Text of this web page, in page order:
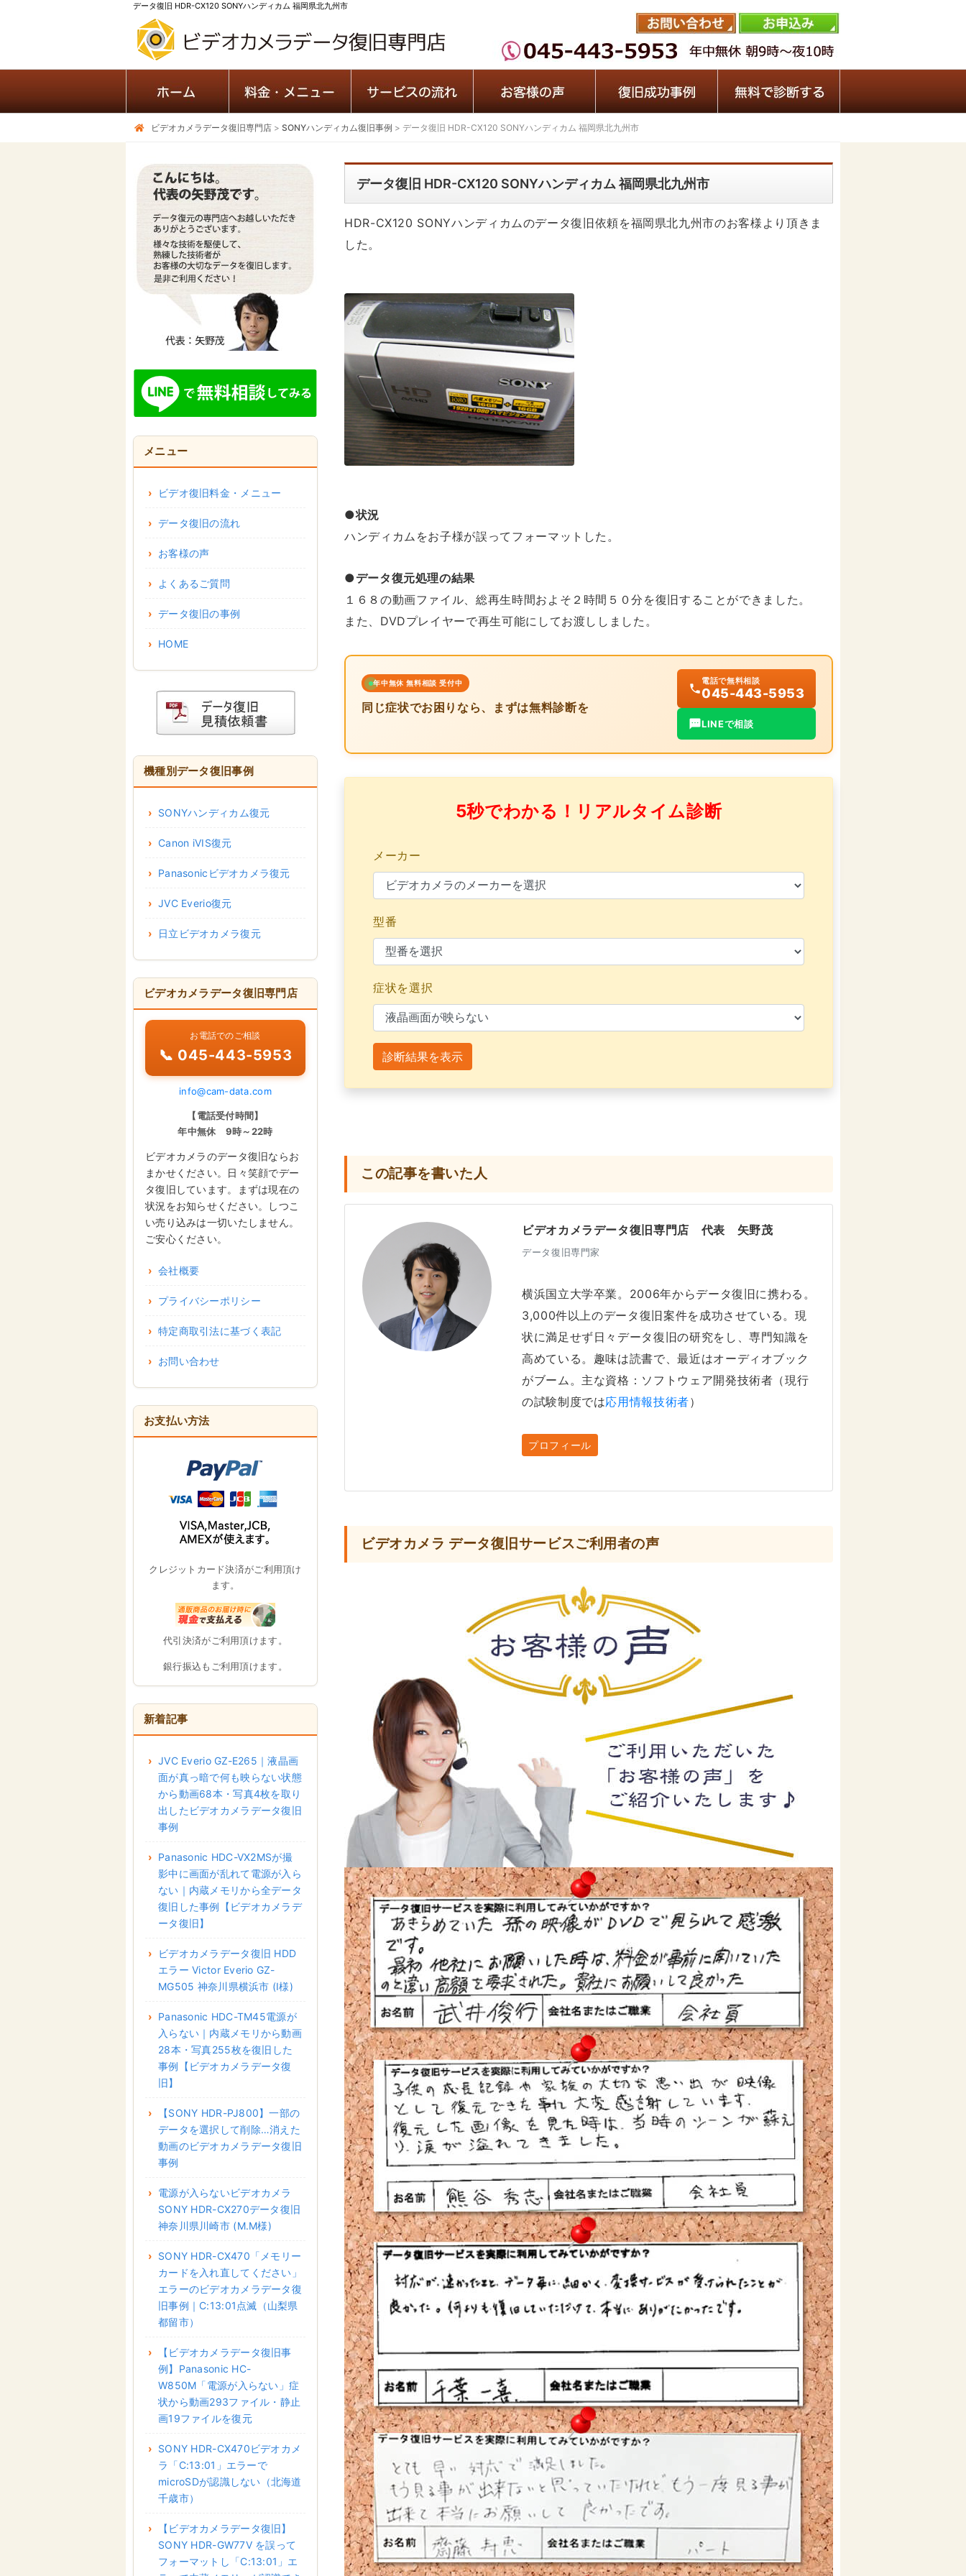
データ復旧 HDR-CX120 SONYハンディカム 福岡県北九州市
ビデオカメラデータ復旧専門店 > SONYハンディカム復旧事例 > データ復旧 HDR-CX120 SONYハンディカム 福岡県北九州市
データ復旧 HDR-CX120 SONYハンディカム 福岡県北九州市
HDR-CX120 SONYハンディカムのデータ復旧依頼を福岡県北九州市のお客様より頂きま
した。
●状況
ハンディカムをお子様が誤ってフォーマットした。
●データ復元処理の結果
１６８の動画ファイル、総再生時間およそ２時間５０分を復旧することができました。
また、DVDプレイヤーで再生可能にしてお渡ししました。
年中無休 無料相談 受付中
同じ症状でお困りなら、まずは無料診断を
電話で無料相談
045-443-5953
LINEで相談
5秒でわかる！リアルタイム診断
メーカー
型番
症状を選択
診断結果を表示
この記事を書いた人
ビデオカメラデータ復旧専門店 代表 矢野茂
データ復旧専門家
横浜国立大学卒業。2006年からデータ復旧に携わる。
3,000件以上のデータ復旧案件を成功させている。現
状に満足せず日々データ復旧の研究をし、専門知識を
高めている。趣味は読書で、最近はオーディオブック
がブーム。主な資格：ソフトウェア開発技術者（現行
の試験制度では応用情報技術者）
プロフィール
ビデオカメラ データ復旧サービスご利用者の声
メニュー
ビデオ復旧料金・メニュー
データ復旧の流れ
お客様の声
よくあるご質問
データ復旧の事例
HOME
機種別データ復旧事例
SONYハンディカム復元
Canon iVIS復元
Panasonicビデオカメラ復元
JVC Everio復元
日立ビデオカメラ復元
ビデオカメラデータ復旧専門店
お電話でのご相談
📞 045-443-5953
info@cam-data.com
【電話受付時間】
年中無休 9時～22時
ビデオカメラのデータ復旧ならお
まかせください。日々笑顔でデー
タ復旧しています。まずは現在の
状況をお知らせください。しつこ
い売り込みは一切いたしません。
ご安心ください。
会社概要
プライバシーポリシー
特定商取引法に基づく表記
お問い合わせ
お支払い方法
クレジットカード決済がご利用頂け
ます。
代引決済がご利用頂けます。
銀行振込もご利用頂けます。
新着記事
JVC Everio GZ-E265｜液晶画
面が真っ暗で何も映らない状態
から動画68本・写真4枚を取り
出したビデオカメラデータ復旧
事例
Panasonic HDC-VX2MSが撮
影中に画面が乱れて電源が入ら
ない｜内蔵メモリから全データ
復旧した事例【ビデオカメラデ
ータ復旧】
ビデオカメラデータ復旧 HDD
エラー Victor Everio GZ-
MG505 神奈川県横浜市 (I様)
Panasonic HDC-TM45電源が
入らない｜内蔵メモリから動画
28本・写真255枚を復旧した
事例【ビデオカメラデータ復
旧】
【SONY HDR-PJ800】一部の
データを選択して削除…消えた
動画のビデオカメラデータ復旧
事例
電源が入らないビデオカメラ
SONY HDR-CX270データ復旧
神奈川県川崎市 (M.M様)
SONY HDR-CX470「メモリー
カードを入れ直してください」
エラーのビデオカメラデータ復
旧事例｜C:13:01点滅（山梨県
都留市）
【ビデオカメラデータ復旧事
例】Panasonic HC-
W850M「電源が入らない」症
状から動画293ファイル・静止
画19ファイルを復元
SONY HDR-CX470ビデオカメ
ラ「C:13:01」エラーで
microSDが認識しない（北海道
千歳市）
【ビデオカメラデータ復旧】
SONY HDR-GW77V を誤って
フォーマットし「C:13:01」エ